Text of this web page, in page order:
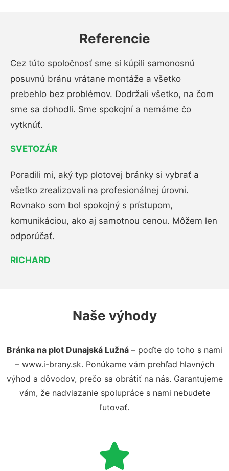
Referencie
Cez túto spoločnosť sme si kúpili samonosnú
posuvnú bránu vrátane montáže a všetko
prebehlo bez problémov. Dodržali všetko, na čom
sme sa dohodli. Sme spokojní a nemáme čo
vytknúť.
SVETOZÁR
Poradili mi, aký typ plotovej bránky si vybrať a
všetko zrealizovali na profesionálnej úrovni.
Rovnako som bol spokojný s prístupom,
komunikáciou, ako aj samotnou cenou. Môžem len
odporúčať.
RICHARD
Naše výhody
Bránka na plot Dunajská Lužná – poďte do toho s nami
– www.i-brany.sk. Ponúkame vám prehľad hlavných
výhod a dôvodov, prečo sa obrátiť na nás. Garantujeme
vám, že nadviazanie spolupráce s nami nebudete
ľutovať.